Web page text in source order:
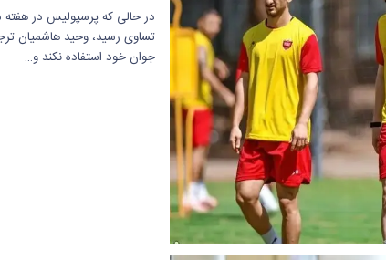
در حالی که پرسپولیس در هفته
تساوی رسید، وحید هاشمیان
جوان خود استفاده نکند و…